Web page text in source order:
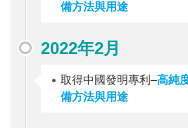
備方法與用途
2022年2月
取得中國發明專利–高純
備方法與用途